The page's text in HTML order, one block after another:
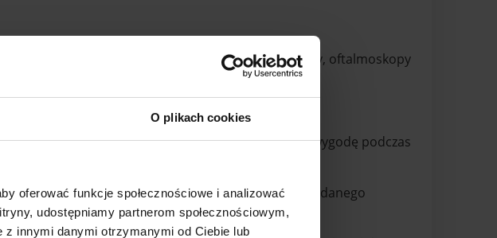
O plikach cookies
oferować funkcje społecznościowe i analizować
udostępniamy partnerom społecznościowym,
innymi danymi otrzymanymi od Ciebie lub
diagnostycznych HEINE, takich jak otoskopy, oftalmoskopy
ładowany za pomocą dedykowanej ładowarki.
z narzędzi, co zapewnia większą swobodę ruchu i wygodę podczas
jasne, równomierne i dokładne oświetlenie badanego